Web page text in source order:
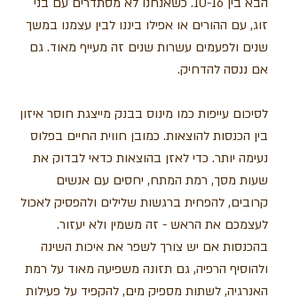
זוג, עם ההורים או אפילו ביננו לבין עצמנו במשך
שנים ולפעמים עשרות שנים זה מעייף מאוד. גם
אם ננסה להדחיק.
לסיכום עייפות כמו מינוס בבנק מייצגת חוסר איזון
בין הכנסות להוצאות. כמובן חווית החיים בפלוס
נעימה יותר. כדי לאזן בהוצאות כדאי לבדוק את
שעות מסך, רמת המתח, יחסים עם אנשים
קרובים, להפחית ברגשות שלילים ולהפסיק לאכול
לעצמכם את הראש - זה משמין ולא יעזור.
בהכנסות אם יש צורך לשפר את איכות השינה
ולהוסיף הרפיה, גם תזונה משפיעה מאוד על רמת
האנרגיה, לשתות מספיק מים, להקפיד על פעילות